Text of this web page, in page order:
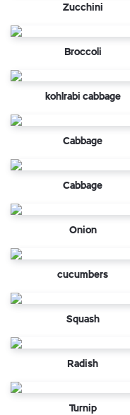
Zucchini
Broccoli
kohlrabi cabbage
Cabbage
Cabbage
Onion
cucumbers
Squash
Radish
Turnip